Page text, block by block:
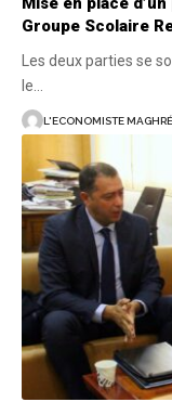
Groupe Scolaire
Les deux parties se
le…
L'ECONOMISTE